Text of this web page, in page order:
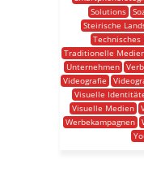
Solutions
Steirische
Technisches
Traditionelle
Unternehmen
Videografie
Visuelle
Visuelle Medien
Werbekampagnen